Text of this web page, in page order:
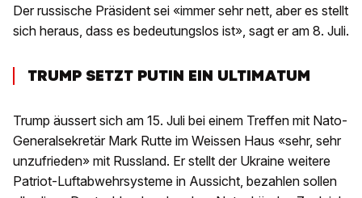
Der russische Präsident sei «immer sehr nett, aber es stellt
sich heraus, dass es bedeutungslos ist», sagt er am 8. Juli.
TRUMP SETZT PUTIN EIN ULTIMATUM
Trump äussert sich am 15. Juli bei einem Treffen mit Nato-
Generalsekretär Mark Rutte im Weissen Haus «sehr, sehr
unzufrieden» mit Russland. Er stellt der Ukraine weitere
Patriot-Luftabwehrsysteme in Aussicht, bezahlen sollen